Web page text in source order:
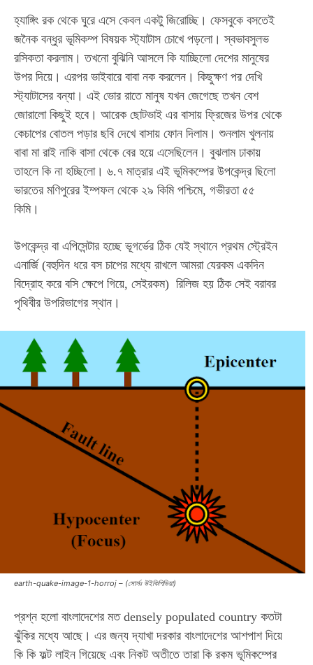
হ্যাঙ্গিং রক থেকে ঘুরে এসে কেবল একটু জিরোচ্ছি। ফেসবুকে বসতেই
জনৈক বন্ধুর ভূমিকম্প বিষয়ক স্ট্যাটাস চোখে পড়লো। স্বভাবসুলভ
রসিকতা করলাম। তখনো বুঝিনি আসলে কি যাচ্ছিলো দেশের মানুষের
উপর দিয়ে। এরপর ভাইবারে বাবা নক করলেন। কিছুক্ষণ পর দেখি
স্ট্যাটাসের বন্যা। এই ভোর রাতে মানুষ যখন জেগেছে তখন বেশ
জোরালো কিছুই হবে। আরেক ছোটভাই এর বাসায় ফ্রিজের উপর থেকে
কেচাপের বোতল পড়ার ছবি দেখে বাসায় ফোন দিলাম। শুনলাম খুলনায়
বাবা মা রাই নাকি বাসা থেকে বের হয়ে এসেছিলেন। বুঝলাম ঢাকায়
তাহলে কি না হচ্ছিলো। ৬.৭ মাত্রার এই ভূমিকম্পের উপকেন্দ্র ছিলো
ভারতের মণিপুরের ইম্পফল থেকে ২৯ কিমি পশ্চিমে, গভীরতা ৫৫
কিমি।
উপকেন্দ্র বা এপিসেন্টার হচ্ছে ভূগর্ভের ঠিক যেই স্থানে প্রথম স্ট্রেইন
এনার্জি (বহুদিন ধরে বস চাপের মধ্যে রাখলে আমরা যেরকম একদিন
বিদ্রোহ করে বসি ক্ষেপে গিয়ে, সেইরকম) রিলিজ হয় ঠিক সেই বরাবর
পৃথিবীর উপরিভাগের স্থান।
earth-quake-image-1-horroj – (সোর্সঃ উইকিপিডিয়া)
প্রশ্ন হলো বাংলাদেশের মত densely populated country কতটা
ঝুঁকির মধ্যে আছে। এর জন্য দ্যাখা দরকার বাংলাদেশের আশপাশ দিয়ে
কি কি ফল্ট লাইন গিয়েছে এবং নিকট অতীতে তারা কি রকম ভূমিকম্পের